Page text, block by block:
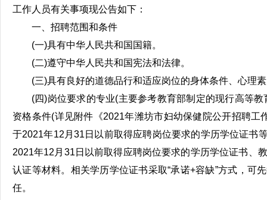
工作人员有关事项现公告如下：
一、招聘范围和条件
(一)具有中华人民共和国国籍。
(二)遵守中华人民共和国宪法和法律。
(三)具有良好的道德品行和适应岗位的身体条件、心理
(四)岗位要求的专业(主要参考教育部制定的现行高等
资格条件(详见附件《2021年潍坊市妇幼保健院公开招聘工
于2021年12月31日以前取得应聘岗位要求的学历学位证书
2021年12月31日以前取得应聘岗位要求的学历学位证书、
认证等材料。相关学历学位证书采取“承诺+容缺”方式，可
任。